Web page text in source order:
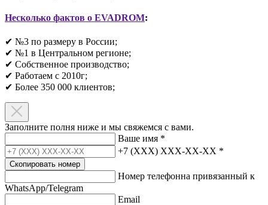
Несколько фактов о EVADROM:
✔ №3 по размеру в России;
✔ №1 в Центральном регионе;
✔ Собственное производство;
✔ Работаем с 2010г;
✔ Более 350 000 клиентов;​
Заполните полня ниже и мы свяжемся с вами.
Ваше имя *
+7 (XXX) XXX-XX-XX *
Скопировать номер
Номер телефонна привязанный к
WhatsApp/Telegram
Email